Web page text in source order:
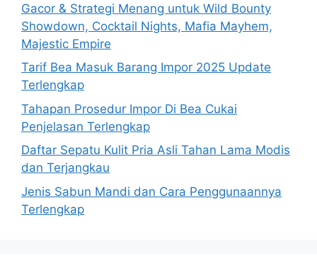
Gacor & Strategi Menang untuk Wild Bounty
Showdown, Cocktail Nights, Mafia Mayhem,
Majestic Empire
Tarif Bea Masuk Barang Impor 2025 Update
Terlengkap
Tahapan Prosedur Impor Di Bea Cukai
Penjelasan Terlengkap
Daftar Sepatu Kulit Pria Asli Tahan Lama Modis
dan Terjangkau
Jenis Sabun Mandi dan Cara Penggunaannya
Terlengkap